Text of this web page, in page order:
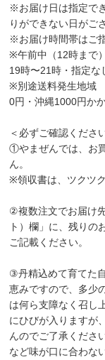
※お届け日は指定で
りができない日がご
※お届け時間帯はご
※午前中（12時まで
19時〜21時・指定な
※別途送料発生地域
0円・沖縄1000円か
＜必ずご確認くださ
①やまぜんでは、お
ん。
※領収書は、ツクツ
②複数注文でお届け
ト）欄」に、残りの
ご記載ください。
③丹精込めて育てた
恵みですので、多少
は何ら支障なく召し
にひびが入りますが
んのでご了承くださ
など味が口に合わな